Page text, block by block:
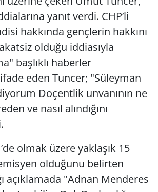
yanıt verdi. CHP’li
hakkında gençlerin hakkını
olduğu iddiasıyla
başlıklı haberler
ifade eden Tuncer; "Süleyman
Doçentlik unvanının ne
ve nasıl alındığını
olmak üzere yaklaşık 15
olduğunu belirten
açıklamada "Adnan Menderes